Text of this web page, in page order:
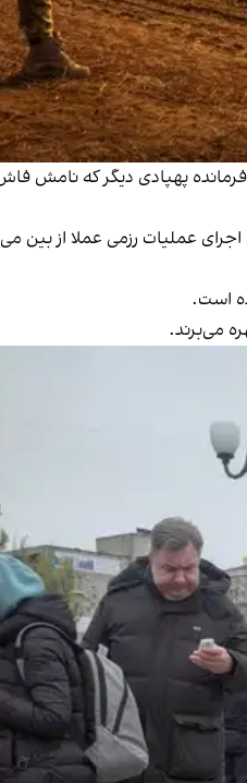
پهپادی دیگر که نامش
اجرای عملیات رزمی عملا از بین
می‌برند.